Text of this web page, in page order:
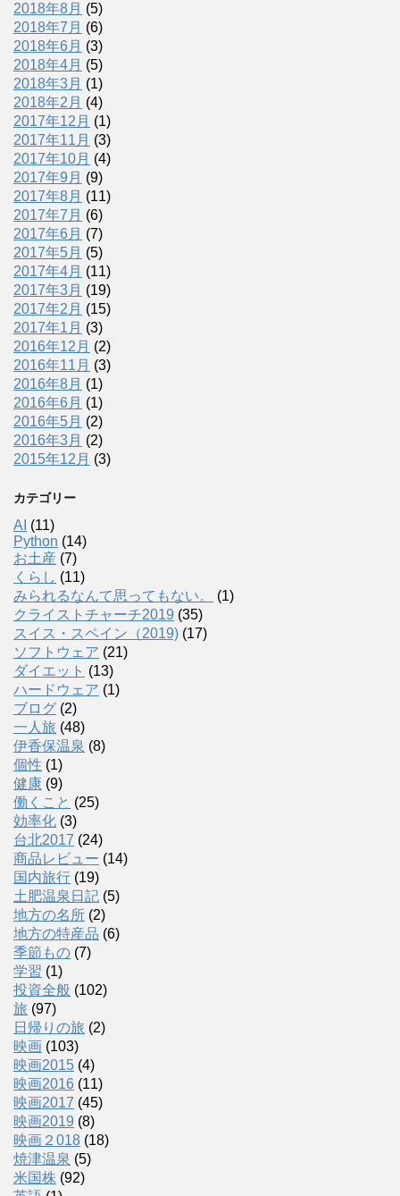
2018年8月 (5)
2018年7月 (6)
2018年6月 (3)
2018年4月 (5)
2018年3月 (1)
2018年2月 (4)
2017年12月 (1)
2017年11月 (3)
2017年10月 (4)
2017年9月 (9)
2017年8月 (11)
2017年7月 (6)
2017年6月 (7)
2017年5月 (5)
2017年4月 (11)
2017年3月 (19)
2017年2月 (15)
2017年1月 (3)
2016年12月 (2)
2016年11月 (3)
2016年8月 (1)
2016年6月 (1)
2016年5月 (2)
2016年3月 (2)
2015年12月 (3)
カテゴリー
AI (11)
Python (14)
お土産 (7)
くらし (11)
みられるなんて思ってもない。
(1)
クライストチャーチ2019 (35)
スイス・スペイン（2019) (17)
ソフトウェア (21)
ダイエット (13)
ハードウェア (1)
ブログ (2)
一人旅 (48)
伊香保温泉 (8)
個性 (1)
健康 (9)
働くこと (25)
効率化 (3)
台北2017 (24)
商品レビュー (14)
国内旅行 (19)
土肥温泉日記 (5)
地方の名所 (2)
地方の特産品 (6)
季節もの (7)
学習 (1)
投資全般 (102)
旅 (97)
日帰りの旅 (2)
映画 (103)
映画2015 (4)
映画2016 (11)
映画2017 (45)
映画2019 (8)
映画２018 (18)
焼津温泉 (5)
米国株 (92)